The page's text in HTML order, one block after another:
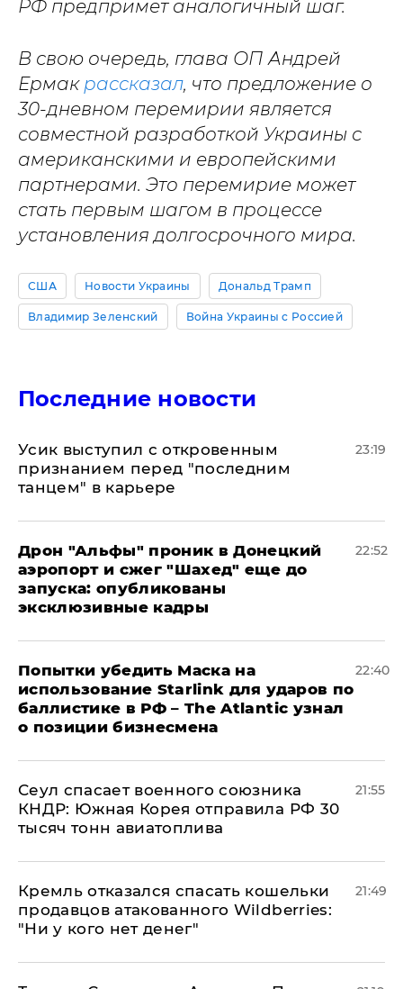
РФ предпримет аналогичный шаг.
В свою очередь, глава ОП Андрей
Ермак рассказал, что предложение о
30-дневном перемирии является
совместной разработкой Украины с
американскими и европейскими
партнерами. Это перемирие может
стать первым шагом в процессе
установления долгосрочного мира.
США Новости Украины Дональд Трамп
Владимир Зеленский Война Украины с Россией
Последние новости
Усик выступил с откровенным
признанием перед "последним
танцем" в карьере
23:19
Дрон "Альфы" проник в Донецкий
аэропорт и сжег "Шахед" еще до
запуска: опубликованы
эксклюзивные кадры
22:52
Попытки убедить Маска на
использование Starlink для ударов по
баллистике в РФ – The Atlantic узнал
о позиции бизнесмена
22:40
​Сеул спасает военного союзника
КНДР: Южная Корея отправила РФ 30
тысяч тонн авиатоплива
21:55
Кремль отказался спасать кошельки
продавцов атакованного Wildberries:
"Ни у кого нет денег"
21:49